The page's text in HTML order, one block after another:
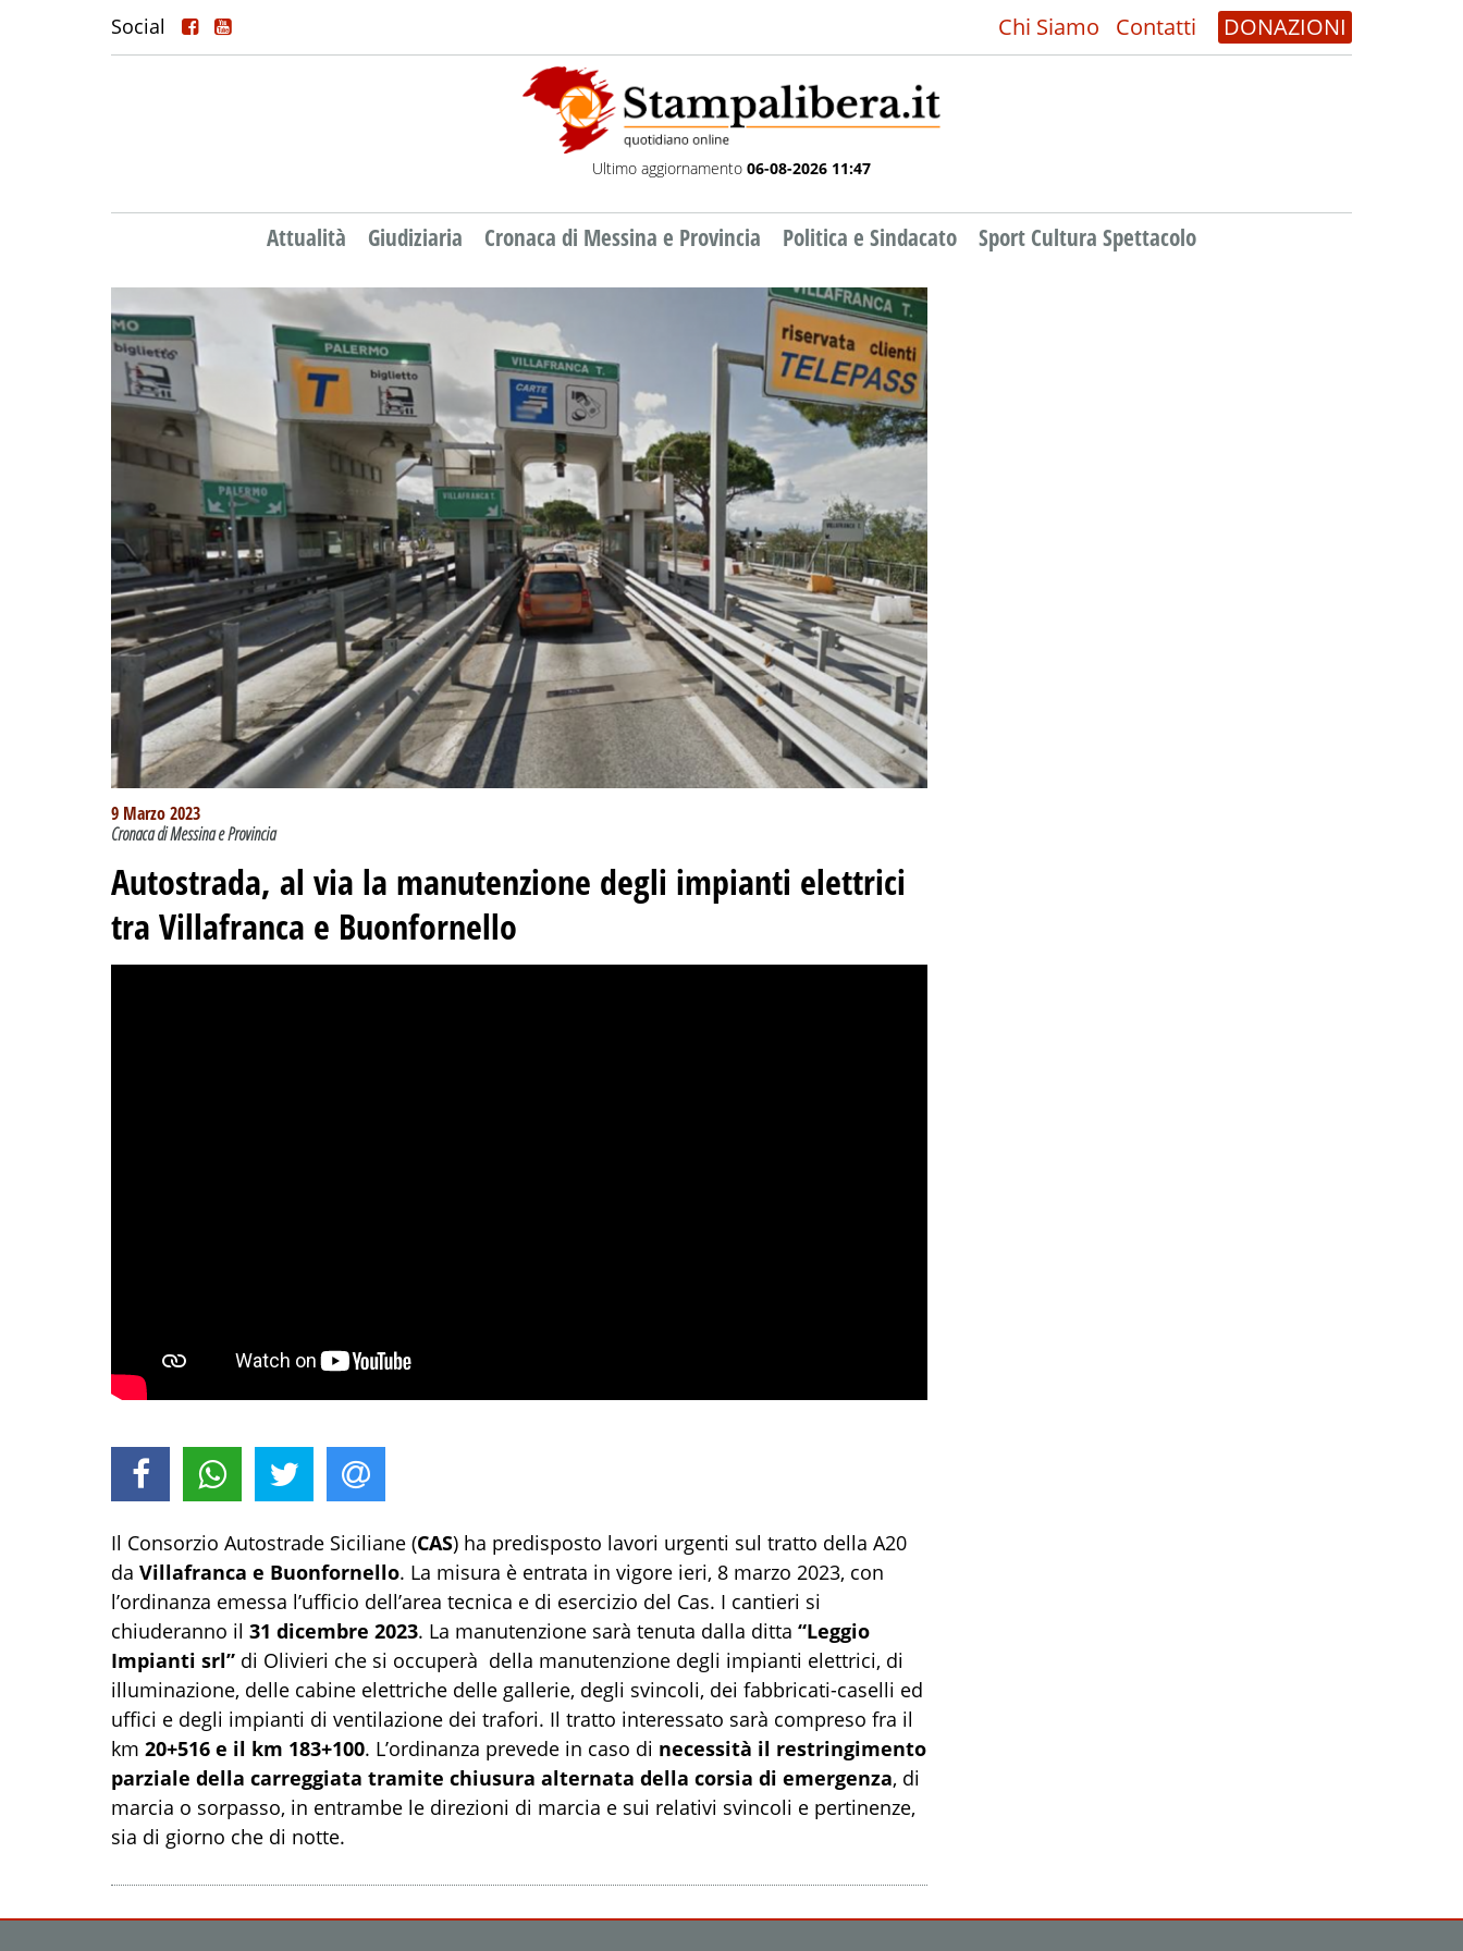
Social Chi Siamo Contatti DONAZIONI
Ultimo aggiornamento 06-08-2026 11:47
Attualità Giudiziaria Cronaca di Messina e Provincia Politica e Sindacato Sport Cultura Spettacolo
9 Marzo 2023
Cronaca di Messina e Provincia
Autostrada, al via la manutenzione degli impianti elettrici
tra Villafranca e Buonfornello
Il Consorzio Autostrade Siciliane (CAS) ha predisposto lavori urgenti sul tratto della A20
da Villafranca e Buonfornello. La misura è entrata in vigore ieri, 8 marzo 2023, con
l’ordinanza emessa l’ufficio dell’area tecnica e di esercizio del Cas. I cantieri si
chiuderanno il 31 dicembre 2023. La manutenzione sarà tenuta dalla ditta “Leggio
Impianti srl” di Olivieri che si occuperà della manutenzione degli impianti elettrici, di
illuminazione, delle cabine elettriche delle gallerie, degli svincoli, dei fabbricati-caselli ed
uffici e degli impianti di ventilazione dei trafori. Il tratto interessato sarà compreso fra il
km 20+516 e il km 183+100. L’ordinanza prevede in caso di necessità il restringimento
parziale della carreggiata tramite chiusura alternata della corsia di emergenza, di
marcia o sorpasso, in entrambe le direzioni di marcia e sui relativi svincoli e pertinenze,
sia di giorno che di notte.